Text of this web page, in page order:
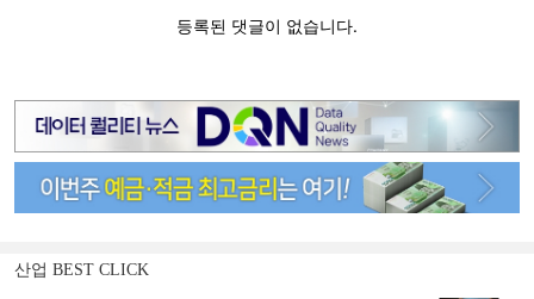
산업 BEST CLICK